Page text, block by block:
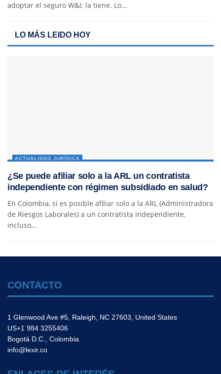
adoptar el seguro W&I; la tiene. Lo...
LO MÁS LEIDO HOY
ACTUALIDAD JURÍDICA
¿Se puede afiliar solo a la ARL un contratista
independiente con régimen subsidiado en salud?
En Colombia, sí es posible afiliar solo a la ARL (Administradora
de Riesgos Laborales) a un contratista independiente,
incluso...
CONTACTO
1 Glenwood Ave #5, Raleigh, NC 27603, United States
US+1 984 3255406
Bogotá D.C., Colombia
info@lexir.co